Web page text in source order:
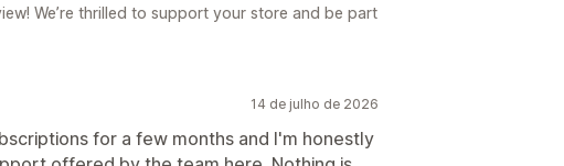
We’re thrilled to support your store and be part
14 de julho de 2026
for a few months and I'm honestly